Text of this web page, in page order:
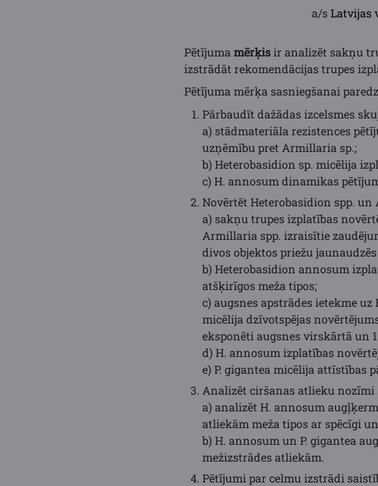
a/sLatvijas
Pētījuma mērķisir analizēt sakņu
izstrādāt rekomendācijas trupes
Pētījuma mērķa sasniegšanai
Pārbaudīt dažādas izcelsmes
a) stādmateriāla rezistences
uzņēmību pret Armillaria sp.;
b) Heterobasidion sp. micēlija
c) H. annosum dinamikas
Novērtēt Heterobasidion spp.
a) sakņu trupes izplatības
Armillaria spp. izraisītie
divos objektos priežu
b) Heterobasidion annosum
atšķirīgos meža tipos;
c) augsnes apstrādes ietekme
micēlija dzīvotspējas
eksponēti augsnes virskārtā un
d) H. annosum izplatības
e) P. gigantea micēlija attīstības
Analizēt ciršanas atlieku nozīmi
a) analizēt H. annosum
atliekām meža tipos ar spēcīgi
b) H. annosum un P. gigantea
mežizstrādes atliekām.
Pētījumi par celmu izstrādi